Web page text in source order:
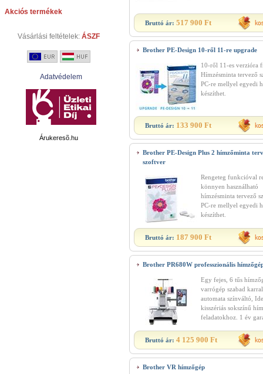
Akciós termékek
Vásárlási feltételek: ÁSZF
Adatvédelem
Árukeresõ.hu
Bruttó ár: 517 900 Ft
Brother PE-Design 10-ről 11-re upgrade
10-ről 11-es verzióra
Hímzésminta tervező
PC-re mellyel egyedi
készíthet.
Bruttó ár: 133 900 Ft
Brother PE-Design Plus 2 hímzőminta
szoftver
Rengeteg funkcióval
könnyen használható
hímzésminta tervező
PC-re mellyel egyedi
készíthet.
Bruttó ár: 187 900 Ft
Brother PR680W professzionális
Egy fejes, 6 tűs
varrógép szabad
automata színváltó,
kisszériás sokszínű
feladatokhoz. 1 év
Bruttó ár: 4 125 900 Ft
Brother VR hímzőgép